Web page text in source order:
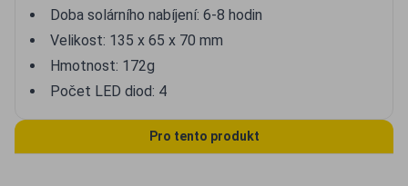
Doba solárního nabíjení: 6-8 hodin
Velikost: 135 x 65 x 70 mm
Hmotnost: 172g
Počet LED diod: 4
Pro tento produkt